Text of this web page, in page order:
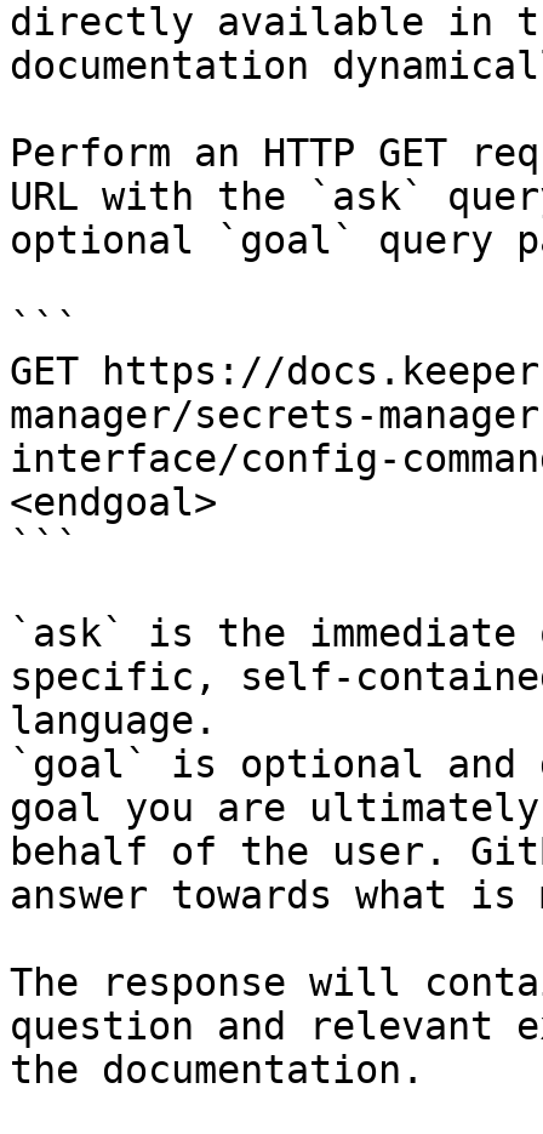
directly available in
documentation
Perform an HTTP GET
URL with the `ask`
optional `goal` query
```
GET https://
manager/secrets-
interface/config-
<endgoal>
```
`ask` is the
specific, self-
language.
`goal` is optional and
goal you are
behalf of the user.
answer towards what
The response will
question and relevant
the documentation.